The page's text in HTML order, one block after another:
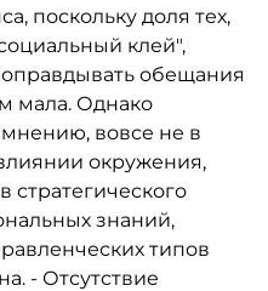
поскольку доля тех,
клей",
оправдывать обещания
мала. Однако
мнению, вовсе не в
окружения,
стратегического
знаний,
типов
- Отсутствие